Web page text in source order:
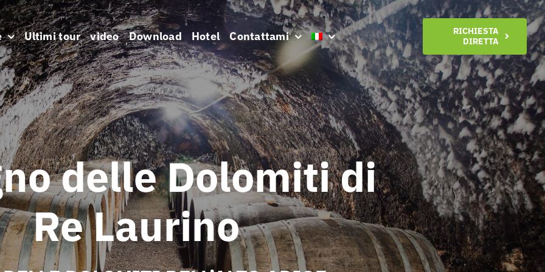
Ultimi tour video Download Hotel Contattami
RICHIESTA
DIRETTA
delle Dolomiti di
Re Laurino